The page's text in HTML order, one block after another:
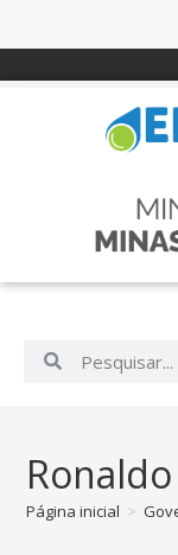
Página inicial >